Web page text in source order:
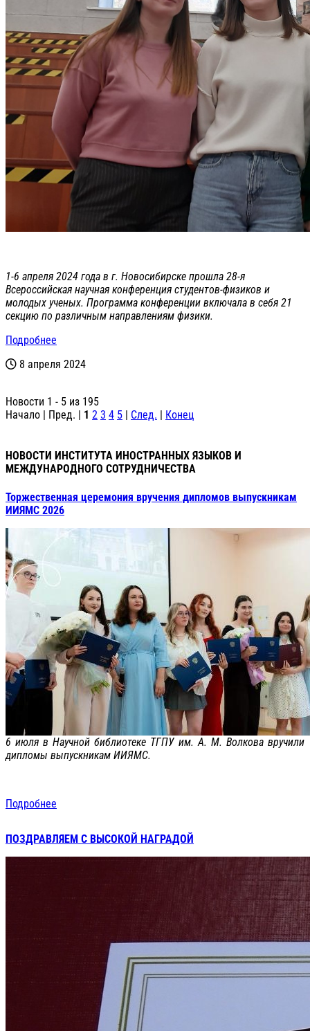
1-6 апреля 2024 года в г. Новосибирске прошла 28-я
Всероссийская научная конференция студентов-физиков и
молодых ученых. Программа конференции включала в себя 21
секцию по различным направлениям физики.
Подробнее
8 апреля 2024
Новости 1 - 5 из 195
Начало | Пред. | 1 2 3 4 5 | След. | Конец
НОВОСТИ ИНСТИТУТА ИНОСТРАННЫХ ЯЗЫКОВ И
МЕЖДУНАРОДНОГО СОТРУДНИЧЕСТВА
Торжественная церемония вручения дипломов выпускникам
ИИЯМС 2026
6 июля в Научной библиотеке ТГПУ им. А. М. Волкова вручили
дипломы выпускникам ИИЯМС.
Подробнее
ПОЗДРАВЛЯЕМ С ВЫСОКОЙ НАГРАДОЙ